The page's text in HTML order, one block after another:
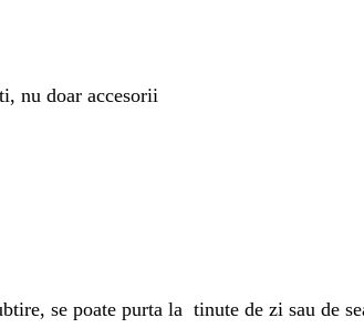
nu doar accesorii
se poate purta la tinute de zi sau de